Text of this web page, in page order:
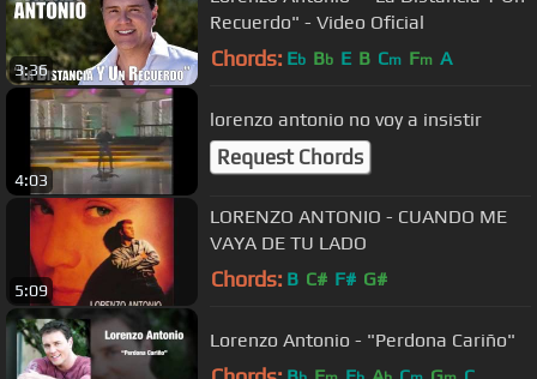
3:36
Recuerdo" - Video Oficial
Chords: Eb Bb E B Cm Fm A
4:03
lorenzo antonio no voy a insistir
Request Chords
5:09
LORENZO ANTONIO - CUANDO ME
VAYA DE TU LADO
Chords: B C# F# G#
Lorenzo Antonio - "Perdona Cariño"